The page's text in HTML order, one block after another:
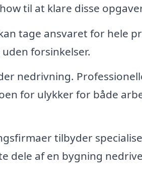
til at klare disse
tage ansvaret for hele
forsinkelser.
nedrivning.
for ulykker for både
tilbyder
dele af en bygning